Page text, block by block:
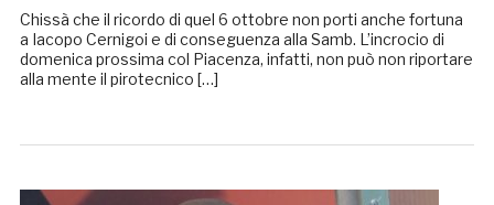
Chissà che il ricordo di quel 6 ottobre non porti anche fortuna
a Iacopo Cernigoi e di conseguenza alla Samb. L’incrocio di
domenica prossima col Piacenza, infatti, non può non riportare
alla mente il pirotecnico […]